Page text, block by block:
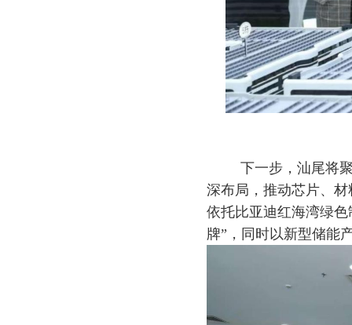
下一步，汕尾将
深布局，推动芯片、
依托比亚迪红海湾绿
牌”，同时以新型储能